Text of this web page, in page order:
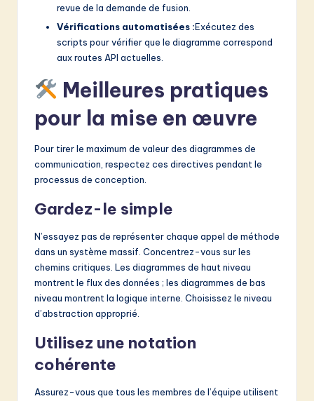
revue de la demande de fusion.
Vérifications automatisées :Exécutez des
scripts pour vérifier que le diagramme correspond
aux routes API actuelles.
Meilleures pratiques
pour la mise en œuvre
Pour tirer le maximum de valeur des diagrammes de
communication, respectez ces directives pendant le
processus de conception.
Gardez-le simple
N’essayez pas de représenter chaque appel de méthode
dans un système massif. Concentrez-vous sur les
chemins critiques. Les diagrammes de haut niveau
montrent le flux des données ; les diagrammes de bas
niveau montrent la logique interne. Choisissez le niveau
d’abstraction approprié.
Utilisez une notation
cohérente
Assurez-vous que tous les membres de l’équipe utilisent